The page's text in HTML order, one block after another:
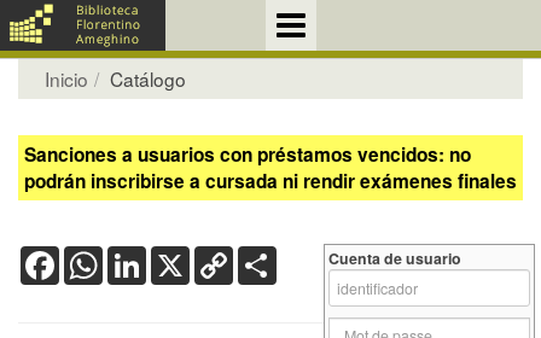
Inicio Catálogo
Sanciones a usuarios con préstamos vencidos: no
podrán inscribirse a cursada ni rendir exámenes finales
FacebookWhatsApp
LinkedIn
X Copy
Link
Cuenta de usuario